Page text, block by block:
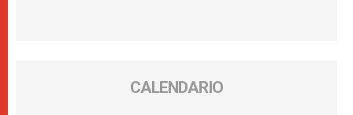
CALENDARIO